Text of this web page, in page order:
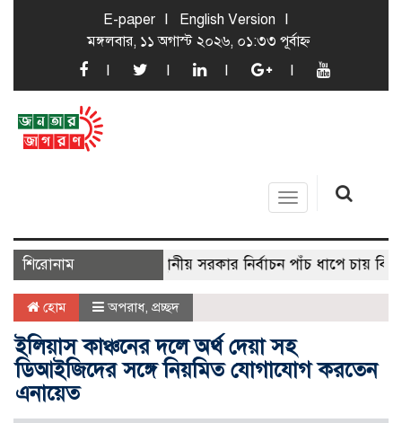
E-paper
English Version
মঙ্গলবার, ১১ অগাস্ট ২০২৬, ০১:৩৩ পূর্বাহ্ন
Toggle
navigation
শিরোনাম স্থানীয় সরকার নির্বাচন পাঁচ ধাপে চায় বিএনপি
হোম অপরাধ, প্রচ্ছদ
ইলিয়াস কাঞ্চনের দলে অর্থ দেয়া সহ
ডিআইজিদের সঙ্গে নিয়মিত যোগাযোগ করতেন
এনায়েত